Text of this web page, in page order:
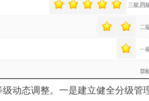
态调整。一是建立健全分级管